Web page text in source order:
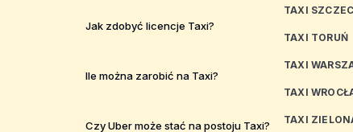
Jak zdobyć licencje Taxi?
Ile można zarobić na Taxi?
Czy Uber może stać na postoju Taxi?
TAXI
TAXI TORUŃ
TAXI
TAXI
TAXI